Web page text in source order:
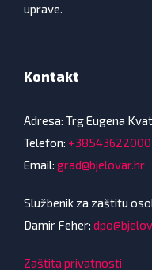
uprave.
Kontakt
Adresa: Trg Eugena
Telefon: +38543622000
Email: grad@bjelovar.hr
Službenik za zaštitu
Damir Feher:
Zaštita privatnosti